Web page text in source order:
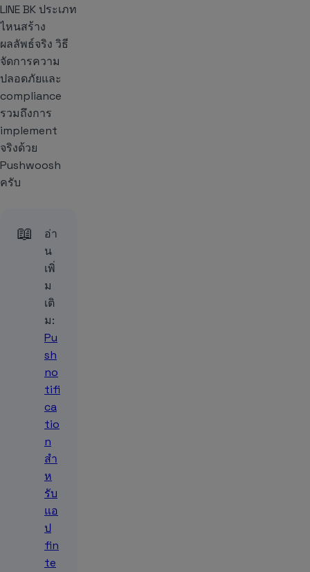
LINE BK ประเภท
ไหนสร้าง
ผลลัพธ์จริง วิธี
จัดการความ
ปลอดภัยและ
compliance
รวมถึงการ
implement
จริงด้วย
Pushwoosh
ครับ
📖
อ่า
น
เพิ่
ม
เติ
ม:
Pu
sh
no
tifi
ca
tio
n
สำ
ห
รับ
แอ
ป
fin
te